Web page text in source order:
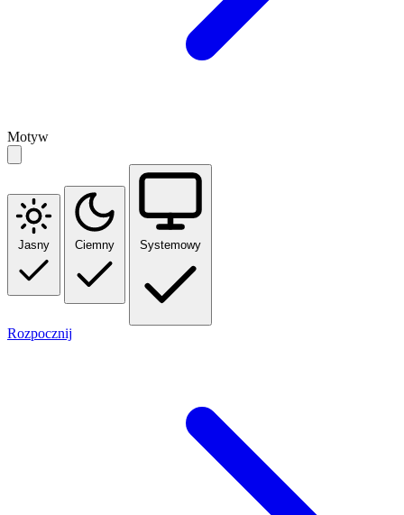
Motyw
Jasny Ciemny Systemowy
Rozpocznij